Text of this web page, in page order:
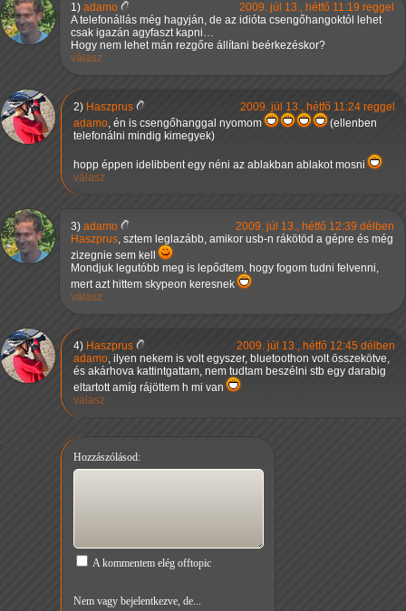
1) adamo
2009. júl 13., hétfő 11:19 reggel
A telefonállás még hagyján, de az idióta csengőhangoktól lehet
csak igazán agyfaszt kapni…
Hogy nem lehet mán rezgőre állítani beérkezéskor?
válasz
2) Haszprus
2009. júl 13., hétfő 11:24 reggel
adamo, én is csengőhanggal nyomom
(ellenben
telefonálni mindig kimegyek)
hopp éppen idelibbent egy néni az ablakban ablakot mosni
válasz
3) adamo
2009. júl 13., hétfő 12:39 délben
Haszprus, sztem leglazább, amikor usb-n rákötöd a gépre és még
zizegnie sem kell
Mondjuk legutóbb meg is lepődtem, hogy fogom tudni felvenni,
mert azt hittem skypeon keresnek
válasz
4) Haszprus
2009. júl 13., hétfő 12:45 délben
adamo, ilyen nekem is volt egyszer, bluetoothon volt összekötve,
és akárhova kattintgattam, nem tudtam beszélni stb egy darabig
eltartott amíg rájöttem h mi van
válasz
Hozzászólásod:
A kommentem elég offtopic
Nem vagy bejelentkezve, de...